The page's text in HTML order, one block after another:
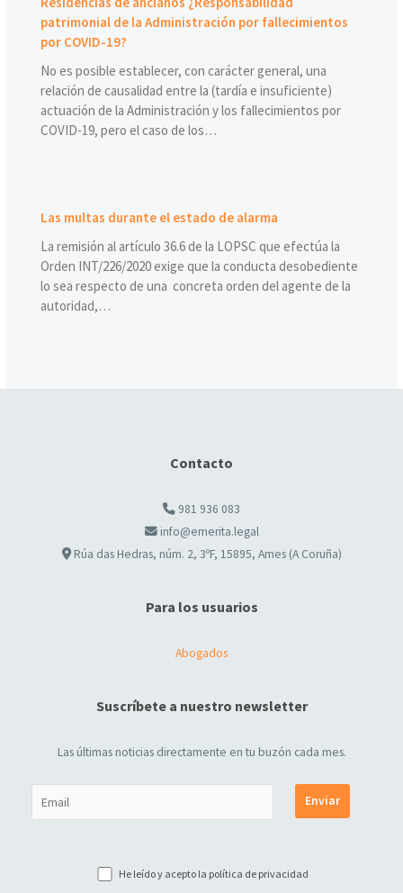
patrimonial de la Administración por fallecimientos
por COVID-19?
No es posible establecer, con carácter general, una
relación de causalidad entre la (tardía e insuficiente)
actuación de la Administración y los fallecimientos por
COVID-19, pero el caso de los…
Las multas durante el estado de alarma
La remisión al artículo 36.6 de la LOPSC que efectúa la
Orden INT/226/2020 exige que la conducta desobediente
lo sea respecto de una concreta orden del agente de la
autoridad,…
Contacto
981 936 083
info@emerita.legal
Rúa das Hedras, núm. 2, 3ºF, 15895, Ames (A Coruña)
Para los usuarios
Abogados
Suscríbete a nuestro newsletter
Las últimas noticias directamente en tu buzón cada mes.
He leído y acepto la política de privacidad